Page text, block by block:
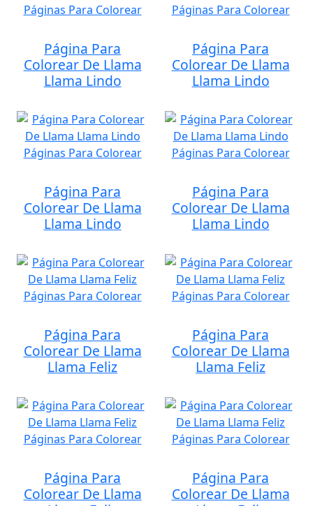
Página Para
Colorear De Llama
Llama Lindo
Página Para
Colorear De Llama
Llama Lindo
Página Para
Colorear De Llama
Llama Lindo
Página Para
Colorear De Llama
Llama Lindo
Página Para
Colorear De Llama
Llama Feliz
Página Para
Colorear De Llama
Llama Feliz
Página Para
Colorear De Llama
Página Para
Colorear De Llama